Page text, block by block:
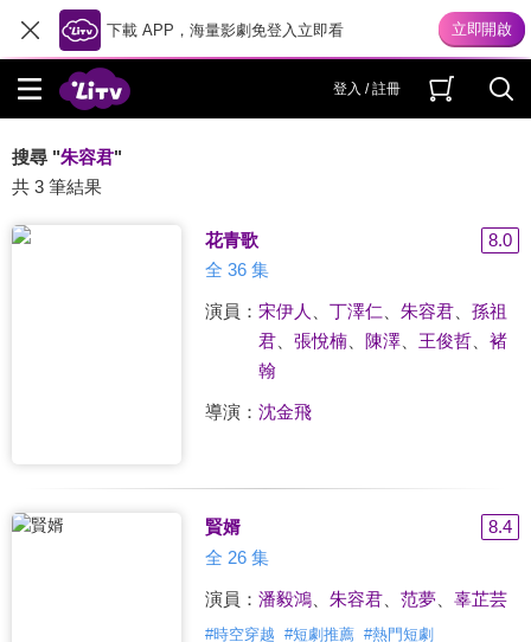
下載 APP，海量影劇免登入立即看
登入 / 註冊
搜尋 "朱容君"
共 3 筆結果
花青歌
8.0
全 36 集
演員： 宋伊人 丁澤仁 朱容君、 孫祖
君、 張悅楠、 陳澤、 王俊哲、 褚
翰
導演： 沈金飛
賢婿
8.4
全 26 集
演員： 潘毅鴻、 朱容君、 范夢、 辜芷芸
#時空穿越 #短劇推薦 #熱門短劇